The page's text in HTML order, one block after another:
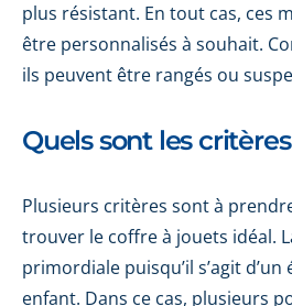
plus résistant. En tout cas, ces
être personnalisés à souhait.
ils peuvent être rangés ou
Quels sont les
Plusieurs critères sont à
trouver le coffre à jouets idéal.
primordiale puisqu’il s’agit
enfant. Dans ce cas, plusieurs